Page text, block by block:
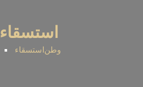
استسقاء
وطناستسقاء